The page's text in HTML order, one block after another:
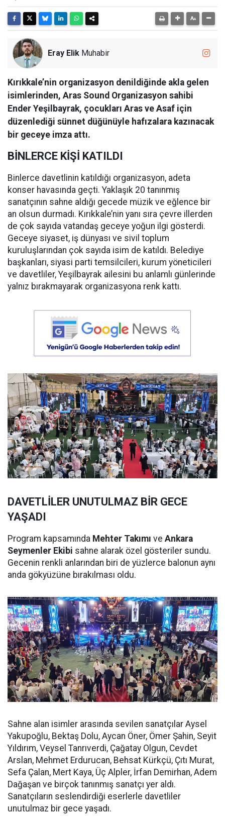
Eray Elik Muhabir
Kırıkkale’nin organizasyon denildiğinde akla gelen
isimlerinden, Aras Sound Organizasyon sahibi
Ender Yeşilbayrak, çocukları Aras ve Asaf için
düzenlediği sünnet düğünüyle hafızalara kazınacak
bir geceye imza attı.
BİNLERCE KİŞİ KATILDI
Binlerce davetlinin katıldığı organizasyon, adeta
konser havasında geçti. Yaklaşık 20 tanınmış
sanatçının sahne aldığı gecede müzik ve eğlence bir
an olsun durmadı. Kırıkkale’nin yanı sıra çevre illerden
de çok sayıda vatandaş geceye yoğun ilgi gösterdi.
Geceye siyaset, iş dünyası ve sivil toplum
kuruluşlarından çok sayıda isim de katıldı. Belediye
başkanları, siyasi parti temsilcileri, kurum yöneticileri
ve davetliler, Yeşilbayrak ailesini bu anlamlı günlerinde
yalnız bırakmayarak organizasyona renk kattı.
DAVETLİLER UNUTULMAZ BİR GECE
YAŞADI
Program kapsamında Mehter Takımı ve Ankara
Seymenler Ekibi sahne alarak özel gösteriler sundu.
Gecenin renkli anlarından biri de yüzlerce balonun aynı
anda gökyüzüne bırakılması oldu.
Sahne alan isimler arasında sevilen sanatçılar Aysel
Yakupoğlu, Bektaş Dolu, Aycan Öner, Ömer Şahin, Seyit
Yıldırım, Veysel Tanrıverdi, Çağatay Olgun, Cevdet
Arslan, Mehmet Erdurucan, Behsat Kürkçü, Çıtı Murat,
Sefa Çalan, Mert Kaya, Üç Alpler, İrfan Demirhan, Adem
Dağaşan ve birçok tanınmış sanatçı yer aldı.
Sanatçıların seslendirdiği eserlerle davetliler
unutulmaz bir gece yaşadı.